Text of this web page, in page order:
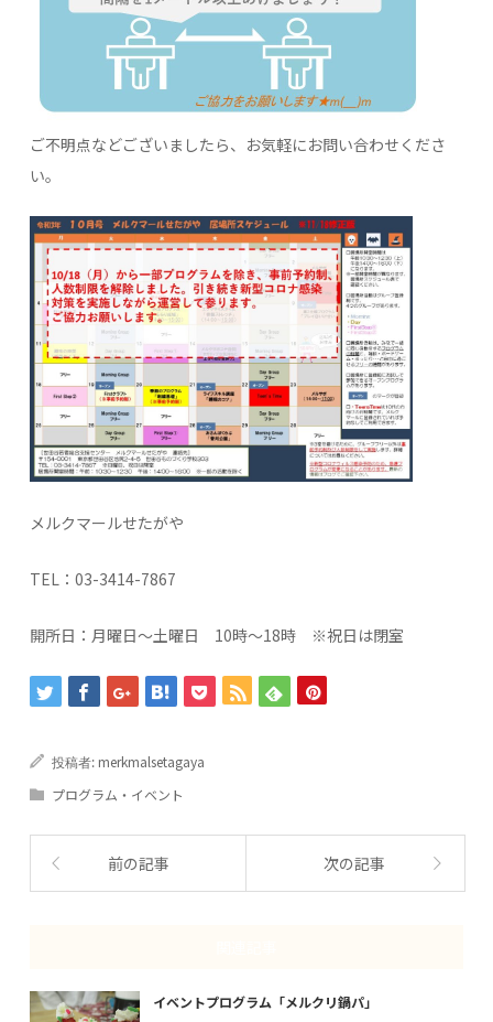
ご不明点などございましたら、お気軽にお問い合わせくださ
い。
メルクマールせたがや
TEL：03-3414-7867
開所日：月曜日～土曜日 10時～18時 ※祝日は閉室
投稿者: merkmalsetagaya
プログラム・イベント
前の記事 次の記事
イベントプログラム「メルクリ鍋パ」